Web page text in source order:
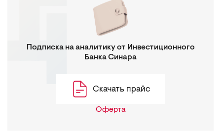
Подписка на аналитику от Инвестиционного
Банка Синара
Скачать прайс
Оферта